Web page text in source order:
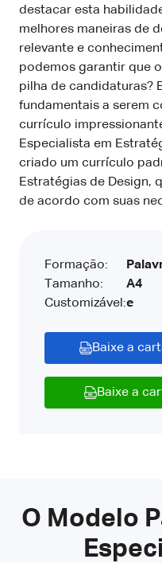
destacar esta
melhores maneiras de
relevante e
podemos garantir que
pilha de candidaturas?
fundamentais a serem
currículo
Especialista em
criado um currículo
Estratégias de Design,
de acordo com suas
Formação:
Tamanho:
Customizável:
A4
e
Baixe a
Baixe a
O Modelo